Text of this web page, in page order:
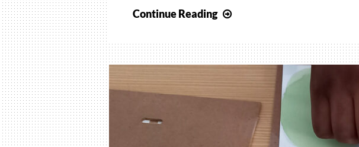
Continue Reading
de
código